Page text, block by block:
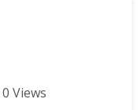
0 Views